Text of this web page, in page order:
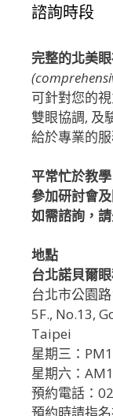
諮詢時段
完整的北美
可針對您的
雙眼協調, 及
給於專業的
平常忙於教
參加研討會
如需諮詢，
地點
台北諾貝爾
台北市公園
5F., No.13,
Taipei
星期三：
星期六：
預約電話：